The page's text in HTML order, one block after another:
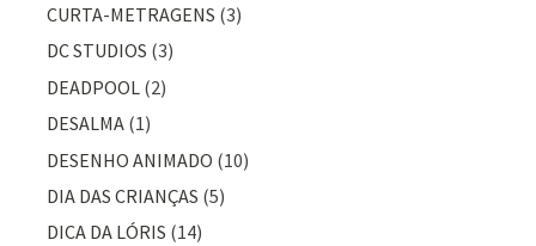
CURTA-METRAGENS (3)
DC STUDIOS (3)
DEADPOOL (2)
DESALMA (1)
DESENHO ANIMADO (10)
DIA DAS CRIANÇAS (5)
DICA DA LÓRIS (14)